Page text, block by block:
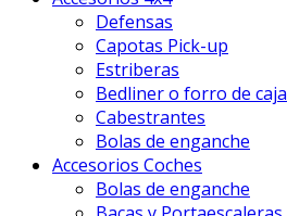
Defensas
Capotas Pick-up
Estriberas
Bedliner o forro de caja
Cabestrantes
Bolas de enganche
Accesorios Coches
Bolas de enganche